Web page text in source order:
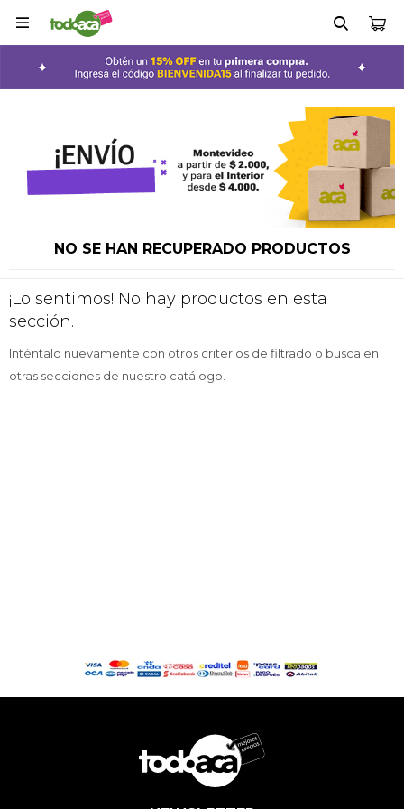

NO SE HAN RECUPERADO PRODUCTOS
¡Lo sentimos! No hay productos en esta
sección.
Inténtalo nuevamente con otros criterios de filtrado o busca en
otras secciones de nuestro catálogo.